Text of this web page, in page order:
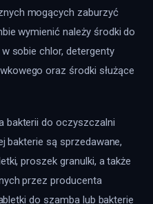
mogących zaburzyć
wymienić należy środki do
sobie chlor, detergenty
oraz środki służące
bakterii do oczyszczalni
bakterie są sprzedawane,
proszek granulki, a także
przez producenta
do szamba lub bakterie